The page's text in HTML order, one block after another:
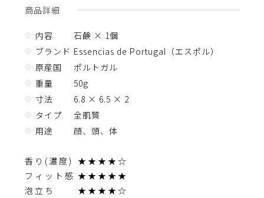
商品詳細
内容
石鹸 × 1個
ブランド Essencias de Portugal（エスポル）
原産国
ポルトガル
重量
50g
寸法
6.8 × 6.5 × 2
タイプ
全肌質
用途
顔、頭、体
香り(濃度) ★★★★☆
フィット感 ★★★★★
泡立ち
★★★★☆